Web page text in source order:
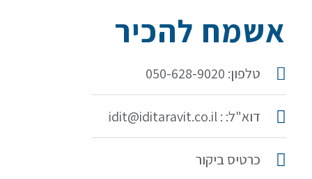
אשמח להכיר
טלפון: 050-628-9020
דוא"ל: : idit@iditaravit.co.il
כרטיס ביקור